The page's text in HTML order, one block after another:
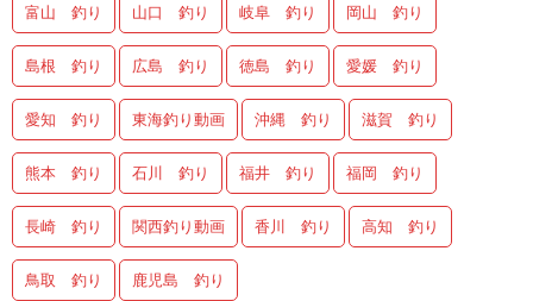
富山 釣り 山口 釣り 岐阜 釣り 岡山 釣り
島根 釣り 広島 釣り 徳島 釣り 愛媛 釣り
愛知 釣り 東海釣り動画 沖縄 釣り 滋賀 釣り
熊本 釣り 石川 釣り 福井 釣り 福岡 釣り
長崎 釣り 関西釣り動画 香川 釣り 高知 釣り
鳥取 釣り 鹿児島 釣り